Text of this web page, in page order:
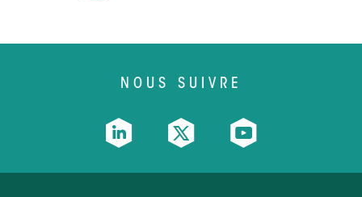
NOUS SUIVRE